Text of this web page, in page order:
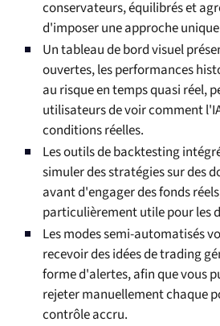
conservateurs, équilibrés et
d'imposer une approche
Un tableau de bord visuel
ouvertes, les performances
au risque en temps quasi réel,
utilisateurs de voir comment
conditions réelles.
Les outils de backtesting
simuler des stratégies sur des
avant d'engager des fonds
particulièrement utile pour les
Les modes semi-automatisés
recevoir des idées de trading
forme d'alertes, afin que vous
rejeter manuellement chaque
contrôle accru.